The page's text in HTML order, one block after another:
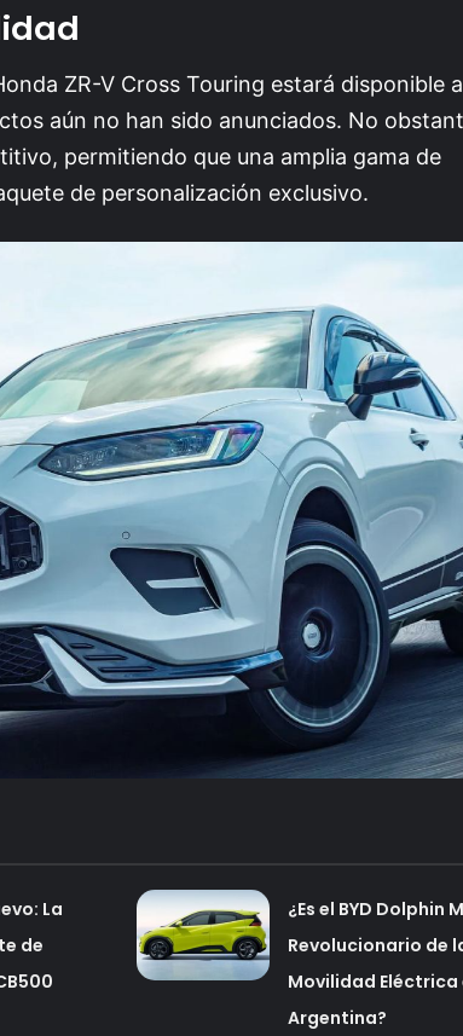
ZR-V Cross Touring estará disponible
aún no han sido anunciados. No
permitiendo que una amplia gama de
de personalización exclusivo.
La
de
¿Es el BYD Dolphin
Revolucionario de
Movilidad Eléctrica
Argentina?